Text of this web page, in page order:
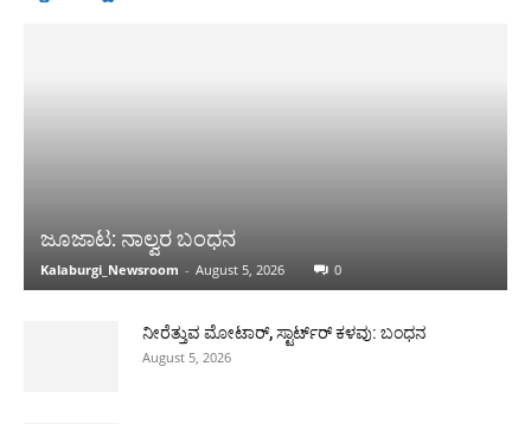
ಜೂಜಾಟ: ನಾಲ್ವರ ಬಂಧನ
Kalaburgi_Newsroom - August 5, 2026 0
ನೀರೆತ್ತುವ ಮೋಟಾರ್, ಸ್ಟಾರ್ಟ್‍ರ್ ಕಳವು: ಬಂಧನ
August 5, 2026